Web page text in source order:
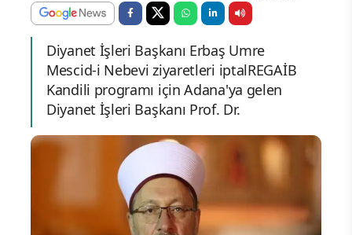
Diyanet İşleri Başkanı Erbaş Umre
Mescid-i Nebevi ziyaretleri iptalREGAİB
Kandili programı için Adana'ya gelen
Diyanet İşleri Başkanı Prof. Dr.